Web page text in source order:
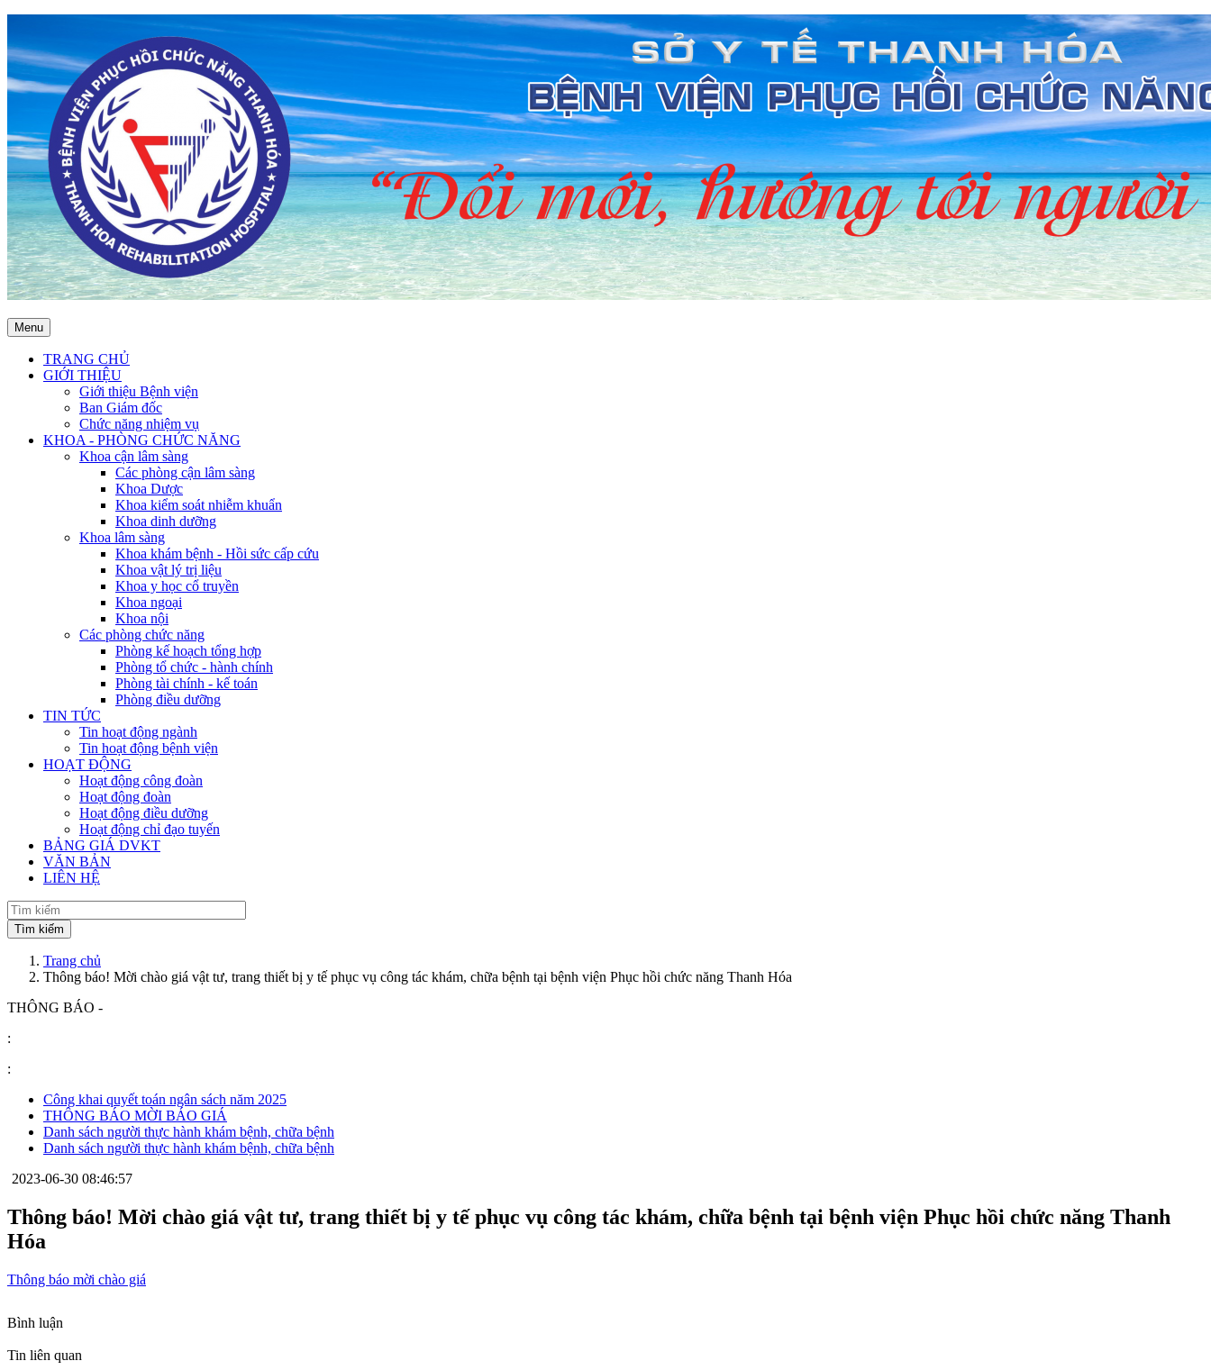
Menu
TRANG CHỦ
GIỚI THIỆU
Giới thiệu Bệnh viện
Ban Giám đốc
Chức năng nhiệm vụ
KHOA - PHÒNG CHỨC NĂNG
Khoa cận lâm sàng
Các phòng cận lâm sàng
Khoa Dược
Khoa kiểm soát nhiễm khuẩn
Khoa dinh dưỡng
Khoa lâm sàng
Khoa khám bệnh - Hồi sức cấp cứu
Khoa vật lý trị liệu
Khoa y học cổ truyền
Khoa ngoại
Khoa nội
Các phòng chức năng
Phòng kế hoạch tổng hợp
Phòng tổ chức - hành chính
Phòng tài chính - kế toán
Phòng điều dưỡng
TIN TỨC
Tin hoạt động ngành
Tin hoạt động bệnh viện
HOẠT ĐỘNG
Hoạt động công đoàn
Hoạt động đoàn
Hoạt động điều dưỡng
Hoạt động chỉ đạo tuyến
BẢNG GIÁ DVKT
VĂN BẢN
LIÊN HỆ
Trang chủ
Thông báo! Mời chào giá vật tư, trang thiết bị y tế phục vụ công tác khám, chữa bệnh tại bệnh viện Phục hồi chức năng Thanh Hóa
THÔNG BÁO -
:
:
Công khai quyết toán ngân sách năm 2025
THÔNG BÁO MỜI BÁO GIÁ
Danh sách người thực hành khám bệnh, chữa bệnh
Danh sách người thực hành khám bệnh, chữa bệnh
2023-06-30 08:46:57
Thông báo! Mời chào giá vật tư, trang thiết bị y tế phục vụ công tác khám, chữa bệnh tại bệnh viện Phục hồi chức năng Thanh
Hóa
Thông báo mời chào giá
Bình luận
Tin liên quan